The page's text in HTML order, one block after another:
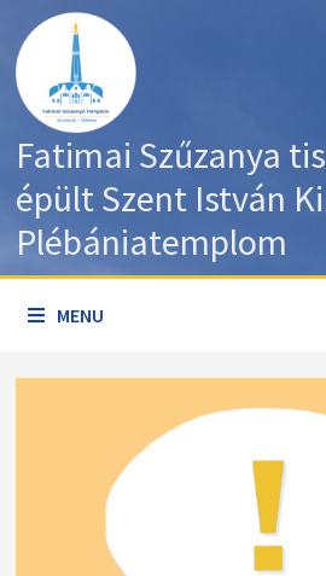
content
Fatimai Szűzanya
épült Szent István
Plébániatemplom
MENU